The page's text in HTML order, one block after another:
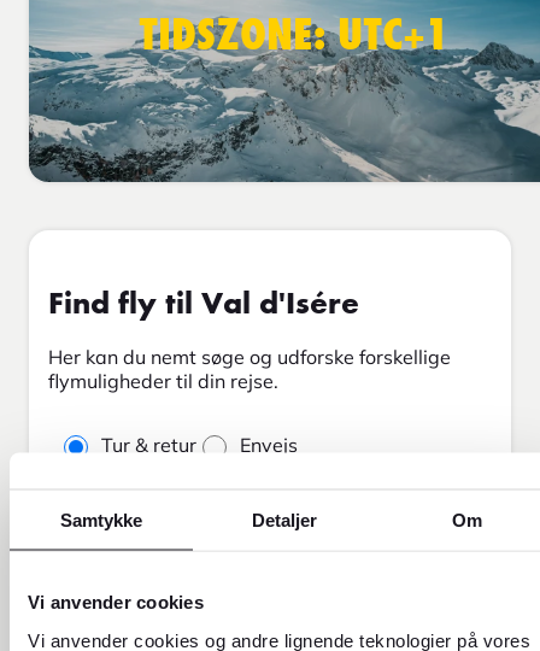
Samtykke Detaljer Om
Vi anvender cookies
Vi anvender cookies og andre lignende teknologier på vores
TIDSZONE: UTC+1
Find fly til Val d'Isére
Her kan du nemt søge og udforske forskellige
flymuligheder til din rejse.
Tur & retur Envejs